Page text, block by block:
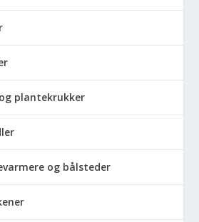
plantekrukker
og bålsteder